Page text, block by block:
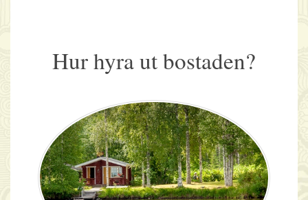
Hur hyra ut bostaden?